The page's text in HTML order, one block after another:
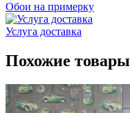
Обои на примерку
Услуга доставка
Похожие товары